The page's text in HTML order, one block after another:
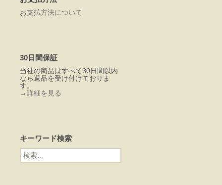
お支払方法について
30日間保証
当社の商品はすべて30日間以内
なら返品を受け付けておりま
す。
→詳細を見る
キーワード検索
検
索: